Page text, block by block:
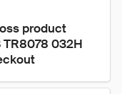
product
TR8078 032H